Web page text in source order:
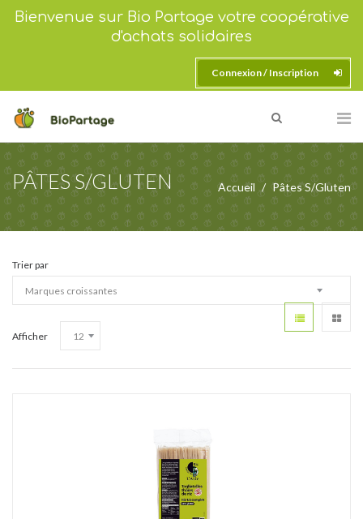
Bienvenue sur Bio Partage votre coopérative
d'achats solidaires
Connexion / Inscription
PÂTES S/GLUTEN Accueil Pâtes S/Gluten
Trier par
Afficher